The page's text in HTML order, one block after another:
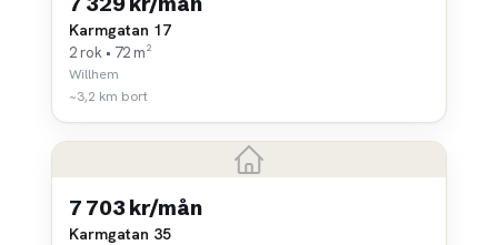
Karmgatan 17
2 rok • 72 m²
Willhem
~3,2 km bort
7 703 kr/mån
Karmgatan 35